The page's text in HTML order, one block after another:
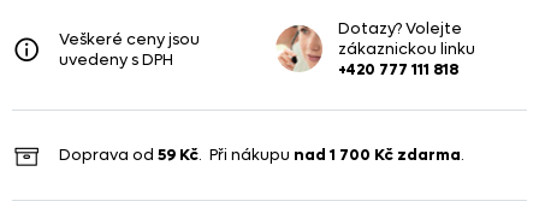
Veškeré ceny jsou
uvedeny s DPH
Dotazy? Volejte
zákaznickou linku
+420 777 111 818
Doprava od 59 Kč. Při nákupu nad 1 700 Kč zdarma.